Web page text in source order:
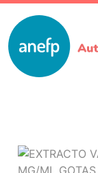
contenido
principal